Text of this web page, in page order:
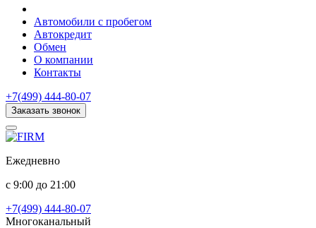
Автомобили с пробегом
Автокредит
Обмен
О компании
Контакты
+7(499) 444-80-07
Заказать звонок
Ежедневно
с 9:00 до 21:00
+7(499) 444-80-07
Многоканальный